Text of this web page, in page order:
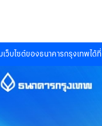
เว็บไซต์ของธนาคารกรุงเทพได้ที่